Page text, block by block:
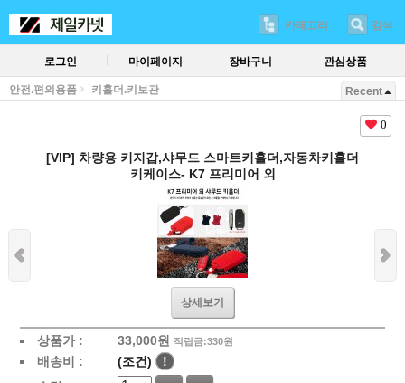
카테고리 검색
로그인 마이페이지 장바구니 관심상품
안전.편의용품 키홀더.키보관 Recent
0
[VIP] 차량용 키지갑,샤무드 스마트키홀더,자동차키홀더
키케이스- K7 프리미어 외
상세보기
상품가 : 33,000원 적립금:330원
배송비 : (조건)
!